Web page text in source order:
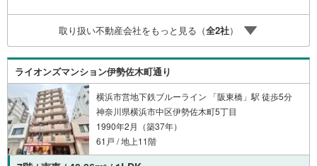
済額と異なる場合があります。ーーーーーーーーーーーー
ーーーーーーーーーーーーー
取り扱い不動産会社をもっと見る（全2社）
ライオンズマンション伊勢佐木町通り
横浜市営地下鉄ブルーライン 「阪東橋」駅 徒歩5分
神奈川県横浜市中区伊勢佐木町5丁目
1990年2月（築37年）
61戸 / 地上11階